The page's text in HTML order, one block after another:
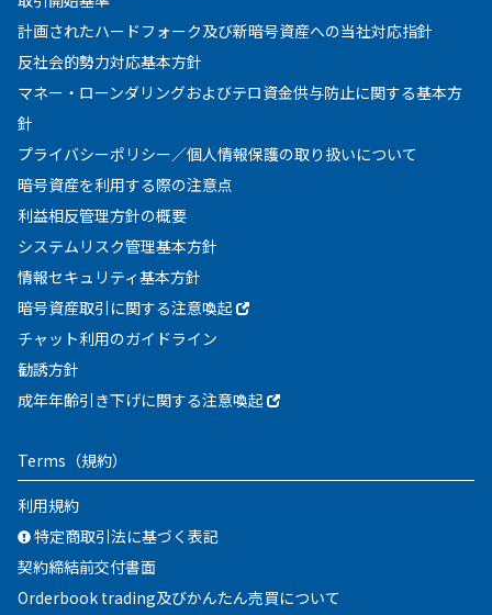
計画されたハードフォーク及び新暗号資産への当社対応指針
反社会的勢力対応基本方針
マネー・ローンダリングおよびテロ資金供与防止に関する基本方
針
プライバシーポリシー／個人情報保護の取り扱いについて
暗号資産を利用する際の注意点
利益相反管理方針の概要
システムリスク管理基本方針
情報セキュリティ基本方針
暗号資産取引に関する注意喚起
チャット利用のガイドライン
勧誘方針
成年年齢引き下げに関する注意喚起
Terms （規約）
利用規約
特定商取引法に基づく表記
契約締結前交付書面
Orderbook trading及びかんたん売買について